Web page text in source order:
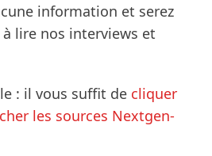
information et serez
lire nos interviews et
: il vous suffit de cliquer
les sources Nextgen-